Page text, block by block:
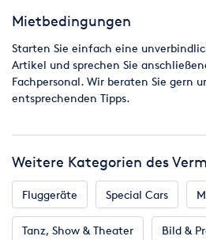
Technische Daten:
Mietbedingungen
Starten Sie einfach eine
Artikel und sprechen Sie
Fachpersonal. Wir beraten Sie gern
entsprechenden Tipps.
Weitere Kategorien des
Fluggeräte Special Cars
Tanz, Show & Theater Bild &